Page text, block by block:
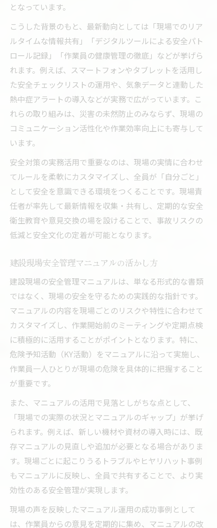
となっています。
こうした背景のもと、最新動向としては「現場でのリア
ルタイムな情報共有」「デジタルツールによる安全パト
ロール記録」「作業員の健康管理の徹底」などが挙げら
れます。例えば、スマートフォンやタブレットを活用し
た安全チェックリストの運用や、気象データと連動した
熱中症アラートの導入などが実務で広がっています。こ
れらの取り組みは、災害の未然防止のみならず、現場の
コミュニケーション活性化や作業効率向上にも寄与して
います。
安全対策の実務活用で重要なのは、現場の実情に合わせ
てルールを柔軟にカスタマイズし、全員が「自分ごと」
として安全を意識できる環境をつくることです。現場責
任者が率先して最新情報を収集・共有し、定期的な安全
衛生教育や意見交換の場を設けることで、事故リスクの
低減と安全文化の定着が可能となります。
建設現場安全管理マニュアルの活かし方
建設現場の安全管理マニュアルは、単なる形式的な書類
ではなく、現場の安全を守るための実践的な指針です。
マニュアルの内容を現場ごとのリスクや特性に合わせて
カスタマイズし、作業開始前のミーティングや定期点検
に積極的に活用することがポイントとなります。特に、
危険予知活動（KY活動）をマニュアルに沿って実施し、
作業員一人ひとりが現場の危険を具体的に把握すること
が重要です。
また、マニュアルの活用で見落としがちな点として、
「現場での実際の状況とマニュアルのギャップ」が挙げ
られます。例えば、新しい機材や資材の導入時には、既
存マニュアルの見直しや追加が必要となる場合がありま
す。現場ごとに起こりうるトラブルやヒヤリハット事例
もマニュアルに反映し、全員で共有することで、より実
効性のある安全管理が実現します。
現場の声を反映したマニュアル運用の成功事例として
は、作業員からの意見を定期的に集め、マニュアルの改